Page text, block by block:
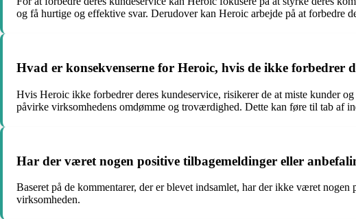
og få hurtige og effektive svar. Derudover kan Heroic arbejde på at forbedre
Hvad er konsekvenserne for Heroic, hvis de ikke forbedrer
Hvis Heroic ikke forbedrer deres kundeservice, risikerer de at miste kunder
påvirke virksomhedens omdømme og troværdighed. Dette kan føre til tab af
Har der været nogen positive tilbagemeldinger eller
Baseret på de kommentarer, der er blevet indsamlet, har der ikke været
virksomheden.